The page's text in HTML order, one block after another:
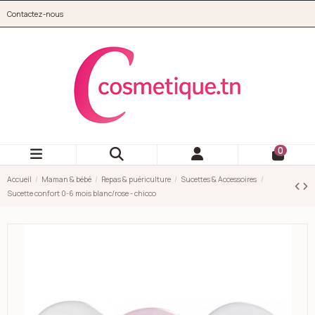
Contactez-nous
0
Accueil Maman & bébé Repas & puériculture
Sucettes & Accessoires
Sucette confort 0-6 mois blanc/rose - chicco